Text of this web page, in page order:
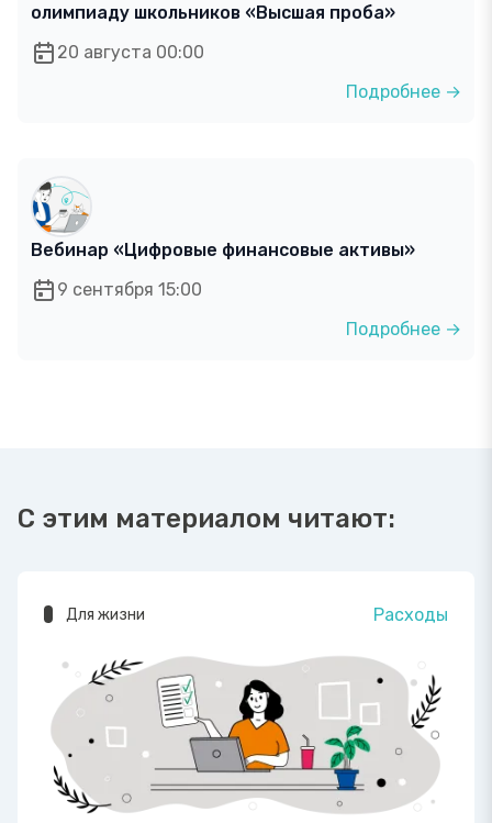
олимпиаду школьников «Высшая проба»
20 августа 00:00
Подробнее →
Вебинар «Цифровые финансовые активы»
9 сентября 15:00
Подробнее →
С этим материалом читают:
Для жизни Расходы